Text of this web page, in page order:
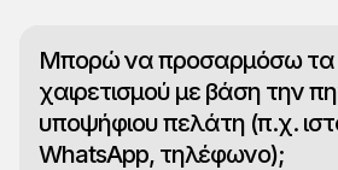
Μπορώ να προσαρμόσω τα
χαιρετισμού με βάση την
υποψήφιου πελάτη (π.χ.
WhatsApp, τηλέφωνο);